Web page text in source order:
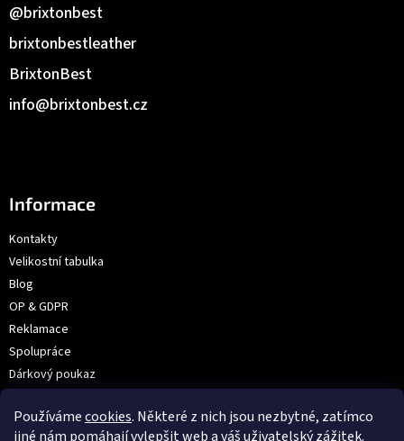
Používámecookies. Některé z nich jsou nezbytné, zatímco
jiné nám pomáhají vylepšit web a váš uživatelský zážitek.
info@brixtonbest.cz
BrixtonBest
brixtonbestleather
@brixtonbest
Informace
Kontakty
Velikostní tabulka
Blog
OP & GDPR
Reklamace
Spolupráce
Dárkový poukaz
Prodejna: V Hůrkách 2144/3, Praha